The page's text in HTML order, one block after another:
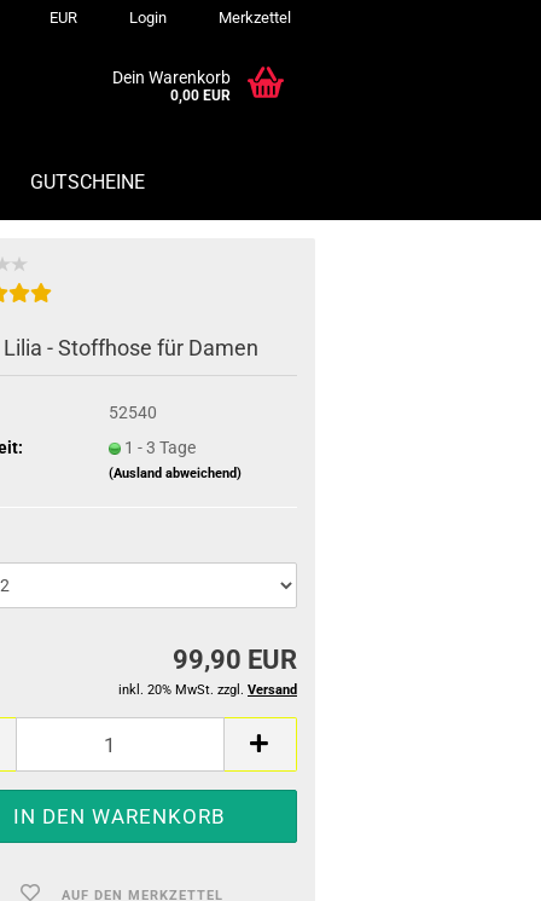
EUR Login Merkzettel
Dein Warenkorb
0,00 EUR
GUTSCHEINE
- Stoffhose für Damen
52540
1 - 3 Tage
(Ausland abweichend)
99,90 EUR
inkl. 20% MwSt. zzgl. Versand
AUF DEN MERKZETTEL